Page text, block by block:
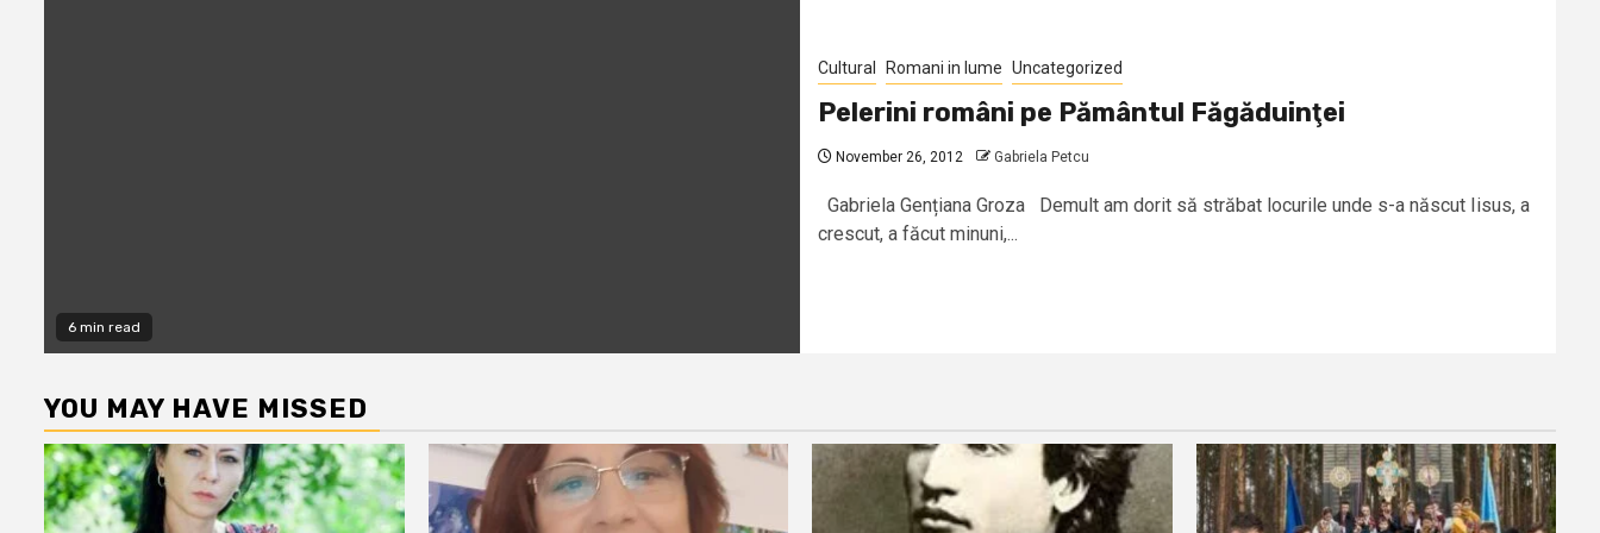
6 min read
Cultural Romani in lume Uncategorized
Pelerini români pe Pământul Făgăduinţei
November 26, 2012 Gabriela Petcu
Gabriela Gențiana Groza Demult am dorit să străbat locurile unde s-a născut Iisus, a
crescut, a făcut minuni,...
YOU MAY HAVE MISSED